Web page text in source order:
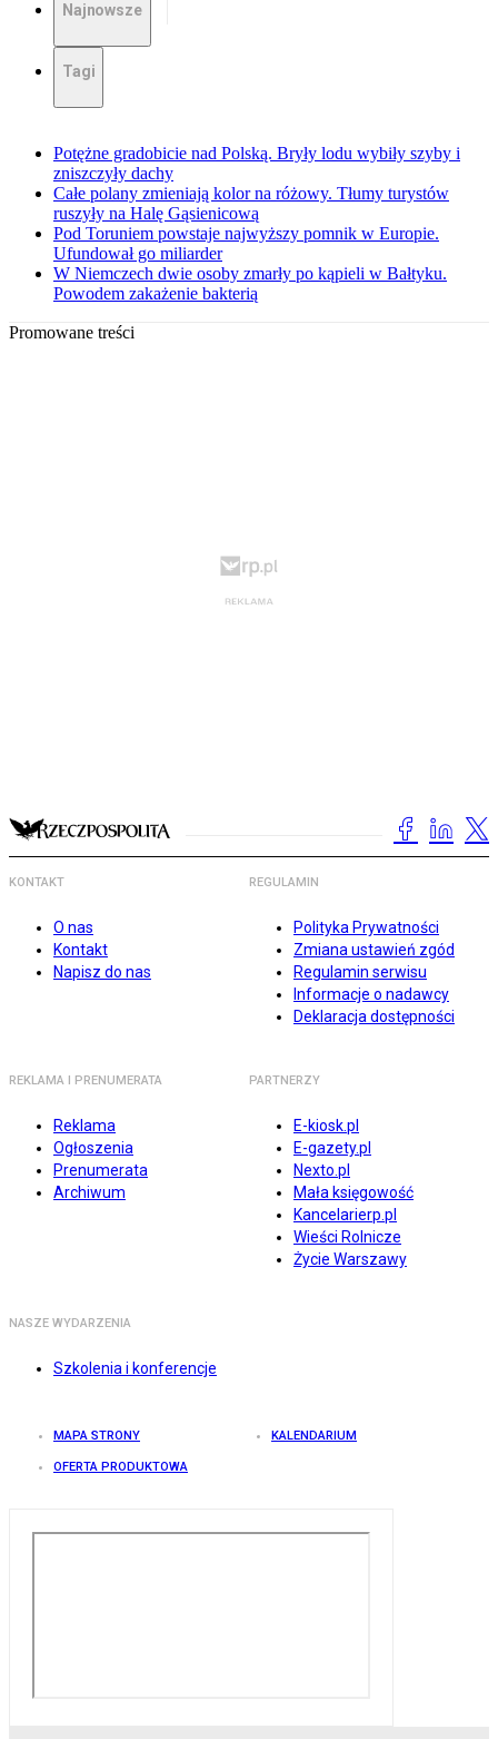
Najnowsze
Tagi
Potężne gradobicie nad Polską. Bryły lodu wybiły szyby i
zniszczyły dachy
Całe polany zmieniają kolor na różowy. Tłumy turystów
ruszyły na Halę Gąsienicową
Pod Toruniem powstaje najwyższy pomnik w Europie.
Ufundował go miliarder
W Niemczech dwie osoby zmarły po kąpieli w Bałtyku.
Powodem zakażenie bakterią
Promowane treści
KONTAKT
O nas
Kontakt
Napisz do nas
REGULAMIN
Polityka Prywatności
Zmiana ustawień zgód
Regulamin serwisu
Informacje o nadawcy
Deklaracja dostępności
REKLAMA I PRENUMERATA
Reklama
Ogłoszenia
Prenumerata
Archiwum
PARTNERZY
E-kiosk.pl
E-gazety.pl
Nexto.pl
Mała księgowość
Kancelarierp.pl
Wieści Rolnicze
Życie Warszawy
NASZE WYDARZENIA
Szkolenia i konferencje
MAPA STRONY KALENDARIUM
OFERTA PRODUKTOWA